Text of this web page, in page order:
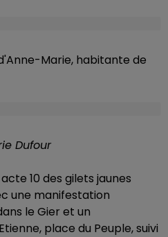
Marie, habitante de
Dufour
10 des gilets jaunes
une manifestation
le Gier et un
place du Peuple, suivi